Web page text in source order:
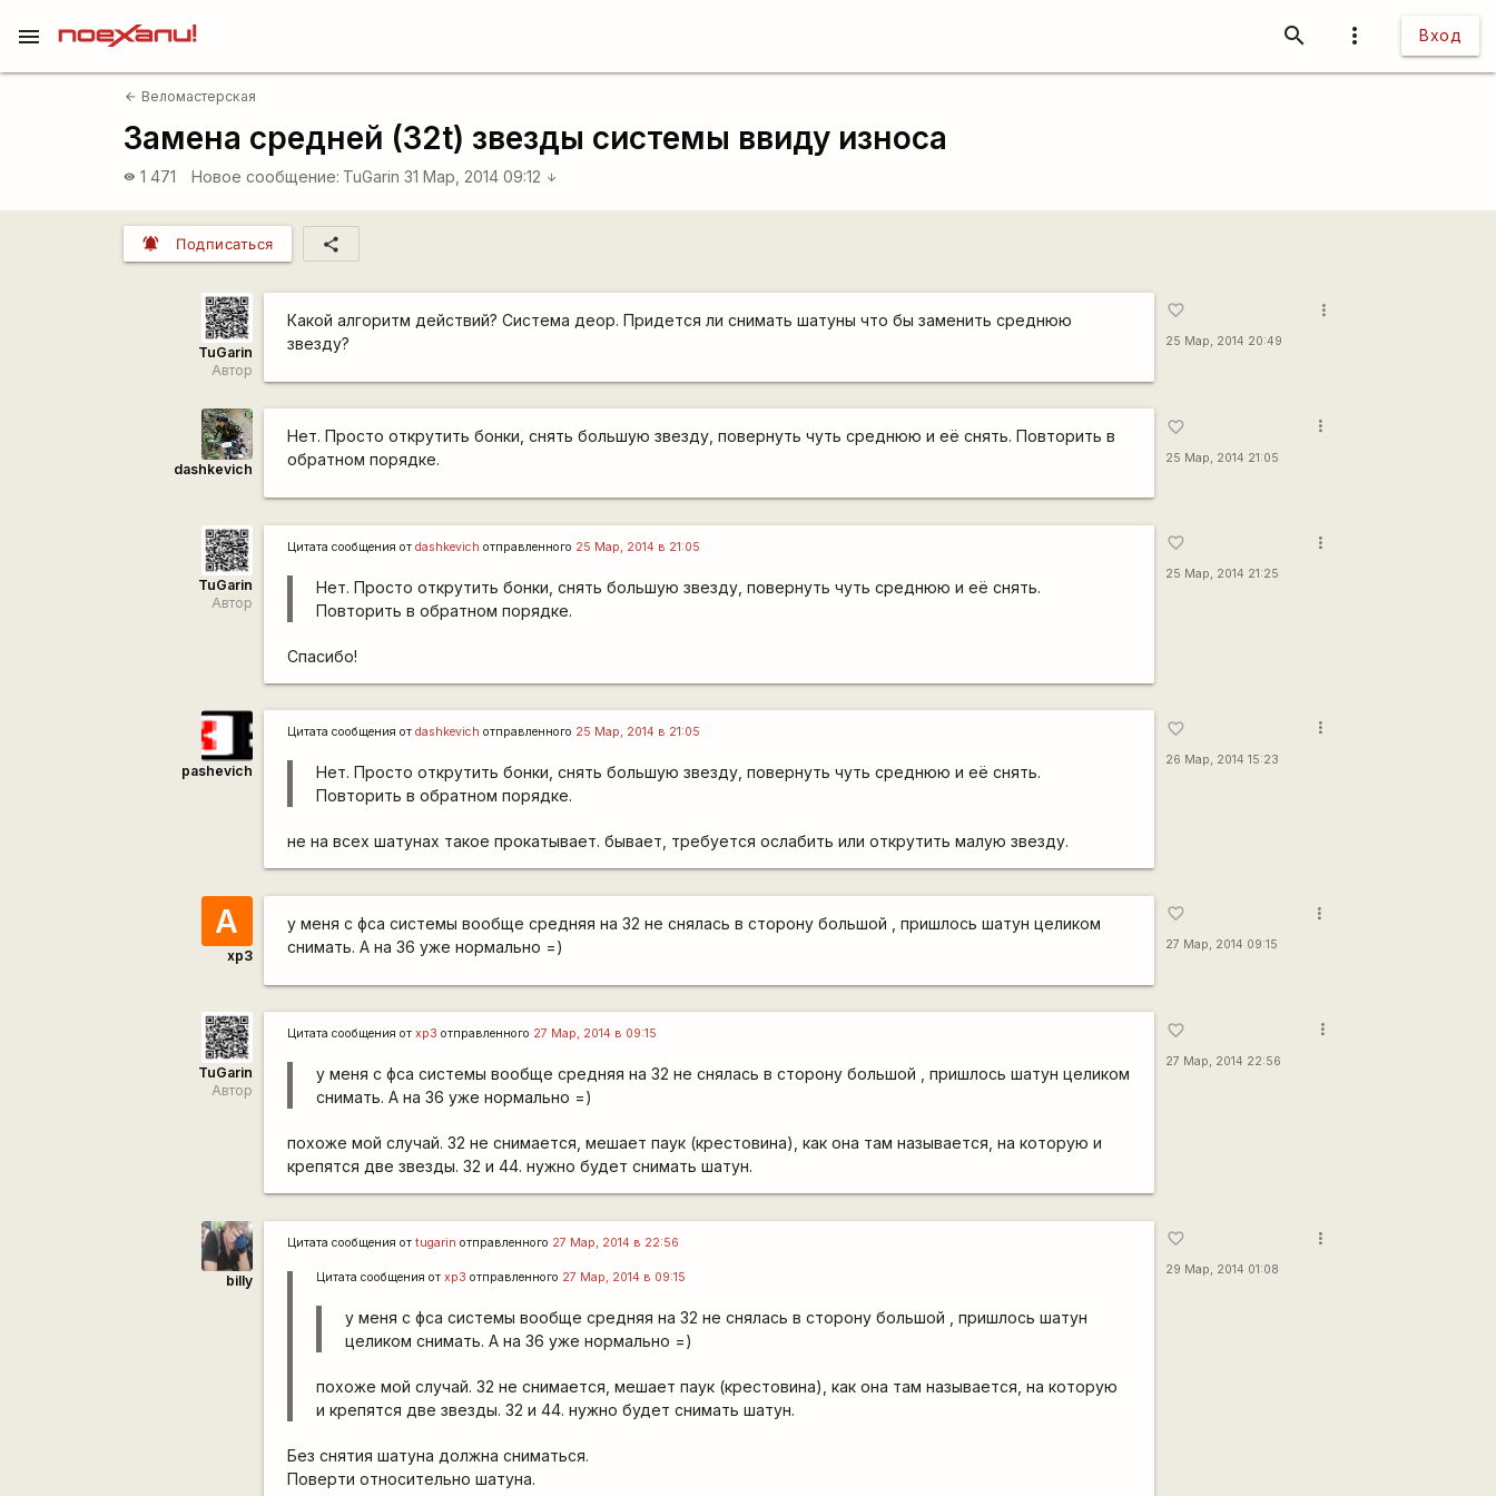
more_vert Вход
search
menu
arrow_back Веломастерская
Замена средней (32t) звезды системы ввиду износа
visibility 1 471 Новое сообщение: TuGarin 31 Мар, 2014 09:12 arrow_downward
notifications_active Подписаться share
TuGarin
Автор
Какой алгоритм действий? Система деор. Придется ли снимать шатуны что бы заменить среднюю
звезду?
favorite_border
25 Мар, 2014 20:49
more_vert
dashkevich
Нет. Просто открутить бонки, снять большую звезду, повернуть чуть среднюю и её снять. Повторить в
обратном порядке.
favorite_border
25 Мар, 2014 21:05
more_vert
TuGarin
Автор
Цитата сообщения отdashkevich отправленного 25 Мар, 2014 в 21:05
Нет. Просто открутить бонки, снять большую звезду, повернуть чуть среднюю и её снять.
Повторить в обратном порядке.
Спасибо!
favorite_border
25 Мар, 2014 21:25
more_vert
pashevich
Цитата сообщения отdashkevich отправленного 25 Мар, 2014 в 21:05
Нет. Просто открутить бонки, снять большую звезду, повернуть чуть среднюю и её снять.
Повторить в обратном порядке.
не на всех шатунах такое прокатывает. бывает, требуется ослабить или открутить малую звезду.
favorite_border
26 Мар, 2014 15:23
more_vert
А
xp3
у меня с фса системы вообще средняя на 32 не снялась в сторону большой , пришлось шатун целиком
снимать. А на 36 уже нормально =)
favorite_border
27 Мар, 2014 09:15
more_vert
TuGarin
Автор
Цитата сообщения отxp3 отправленного 27 Мар, 2014 в 09:15
у меня с фса системы вообще средняя на 32 не снялась в сторону большой , пришлось шатун целиком
снимать. А на 36 уже нормально =)
похоже мой случай. 32 не снимается, мешает паук (крестовина), как она там называется, на которую и
крепятся две звезды. 32 и 44. нужно будет снимать шатун.
favorite_border
27 Мар, 2014 22:56
more_vert
billy
Цитата сообщения отtugarin отправленного 27 Мар, 2014 в 22:56
Цитата сообщения отxp3 отправленного 27 Мар, 2014 в 09:15
у меня с фса системы вообще средняя на 32 не снялась в сторону большой , пришлось шатун
целиком снимать. А на 36 уже нормально =)
похоже мой случай. 32 не снимается, мешает паук (крестовина), как она там называется, на которую
и крепятся две звезды. 32 и 44. нужно будет снимать шатун.
Без снятия шатуна должна сниматься.
Поверти относительно шатуна.
favorite_border
29 Мар, 2014 01:08
more_vert